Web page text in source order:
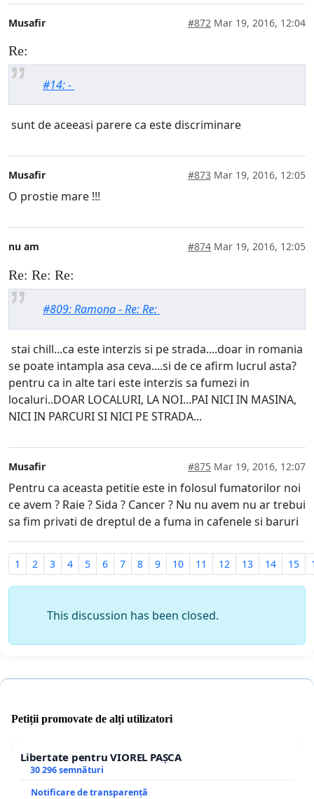
Musafir #872 Mar 19, 2016, 12:04
Re:
#14: -
sunt de aceeasi parere ca este discriminare
Musafir #873 Mar 19, 2016, 12:05
O prostie mare !!!
nu am #874 Mar 19, 2016, 12:05
Re: Re: Re:
#809: Ramona - Re: Re:
stai chill...ca este interzis si pe strada....doar in romania
se poate intampla asa ceva....si de ce afirm lucrul asta?
pentru ca in alte tari este interzis sa fumezi in
localuri..DOAR LOCALURI, LA NOI...PAI NICI IN MASINA,
NICI IN PARCURI SI NICI PE STRADA...
Musafir #875 Mar 19, 2016, 12:07
Pentru ca aceasta petitie este in folosul fumatorilor noi
ce avem ? Raie ? Sida ? Cancer ? Nu nu avem nu ar trebui
sa fim privati de dreptul de a fuma in cafenele si baruri
1 2 3 4 5 6 7 8 9 10 11 12 13 14 15
This discussion has been closed.
Petiții promovate de alți utilizatori
Libertate pentru VIOREL PAȘCA
30 296 semnături
Notificare de transparență